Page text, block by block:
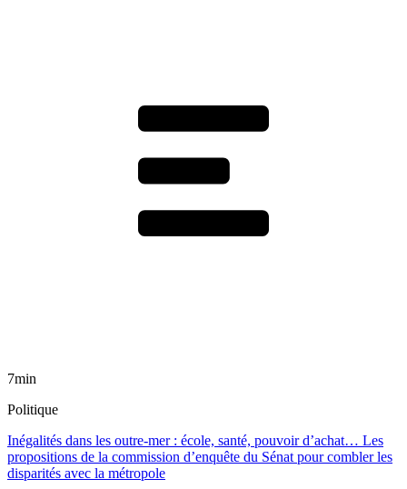
7min
Politique
Inégalités dans les outre-mer : école, santé, pouvoir d’achat… Les
propositions de la commission d’enquête du Sénat pour combler les
disparités avec la métropole